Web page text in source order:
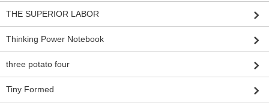
THE SUPERIOR LABOR
Thinking Power Notebook
three potato four
Tiny Formed